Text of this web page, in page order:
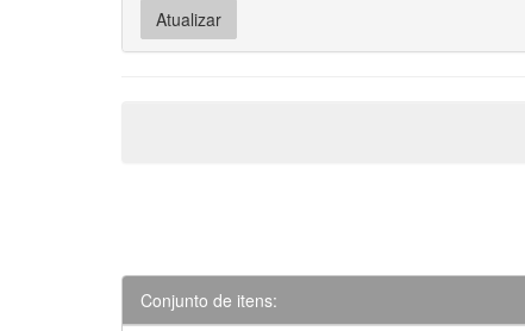
Conjunto de itens: